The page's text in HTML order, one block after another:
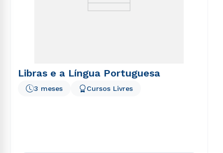
Libras e a Língua Portuguesa
3 meses Cursos Livres